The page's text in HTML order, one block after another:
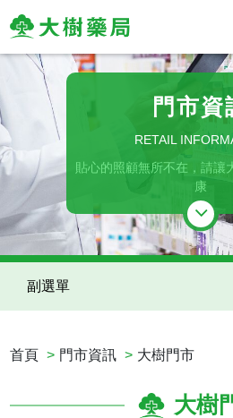
大
樹
連
鎖
藥
局
門市資
RETAIL
貼心的照顧無所不在，請讓
康
副選單
首頁 門市資訊 大樹門市
大樹